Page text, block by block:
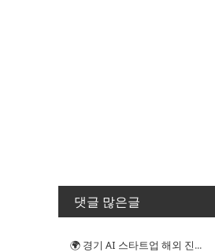
댓글 많은글
🌍 경기 AI 스타트업 해외 진출 판...